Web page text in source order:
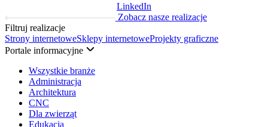
LinkedIn
Zobacz nasze realizacje
Filtruj realizacje
Strony internetoweSklepy internetoweProjekty graficzne
Portale informacyjne
Wszystkie branże
Administracja
Architektura
CNC
Dla zwierząt
Edukacja